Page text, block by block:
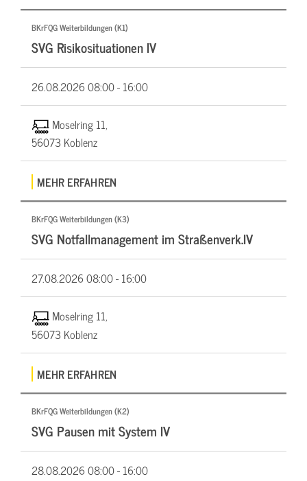
BKrFQG Weiterbildungen (K1)
SVG Risikosituationen IV
26.08.202608:00 - 16:00
Moselring 11,
56073 Koblenz
MEHR ERFAHREN
BKrFQG Weiterbildungen (K3)
SVG Notfallmanagement im Straßenverk.IV
27.08.202608:00 - 16:00
Moselring 11,
56073 Koblenz
MEHR ERFAHREN
BKrFQG Weiterbildungen (K2)
SVG Pausen mit System IV
28.08.202608:00 - 16:00